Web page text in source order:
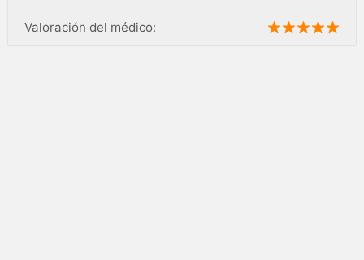
Valoración del médico: